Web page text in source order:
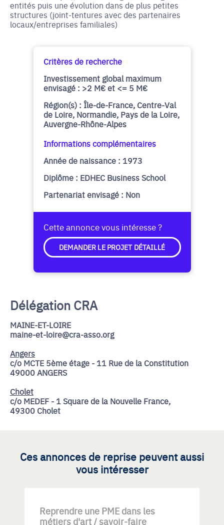
entités puis une évolution dans de plus petites
structures (joint-tentures avec des partenaires
locaux/entreprises familiales)
Critères de recherche
Investissement global maximum
envisagé : >2 M€ et <= 5 M€
Région(s) : Île-de-France, Centre-Val
de Loire, Normandie, Pays de la Loire,
Auvergne-Rhône-Alpes
Informations complémentaires
Année de naissance : 1973
Diplôme : EDHEC Business School
Partenariat envisagé : Non
Cette annonce vous intéresse ?
DEMANDER LE PROJET DÉTAILLÉ
Délégation CRA
MAINE-ET-LOIRE
maine-et-loire@cra-asso.org
Angers
c/o MCTE 5ème étage - 11 Rue de la Constitution
49000 ANGERS
Cholet
c/o MEDEF - 1 Square de la Nouvelle France,
49300 Cholet
Ces annonces de reprise peuvent aussi
vous intéresser
Reprendre une PME dans les
métiers d'art / savoir-faire